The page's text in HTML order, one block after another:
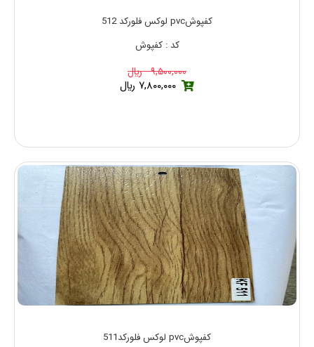
کفپوشpvc لوکس فلورکد 512
کد : کفپوش
۹,۵۰۰,۰۰۰ ريال
۷,۸۰۰,۰۰۰ ريال
کفپوشpvc لوکس فلورکد511